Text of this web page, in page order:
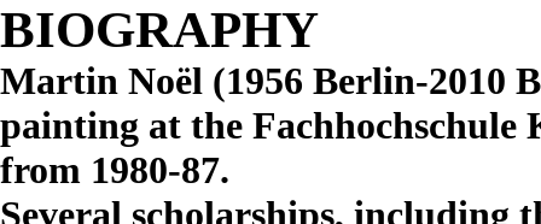
BIOGRAPHY
Martin Noël (1956 Berlin-2010
painting at the
from 1980-87.
Several scholarships, including